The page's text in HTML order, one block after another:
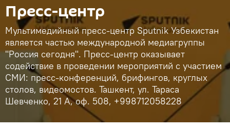
Пресс-центр
Мультимедийный пресс-центр Sputnik Узбекистан
является частью международной медиагруппы
"Россия сегодня". Пресс-центр оказывает
содействие в проведении мероприятий с участием
СМИ: пресс-конференций, брифингов, круглых
столов, видеомостов. Ташкент, ул. Тараса
Шевченко, 21 А, оф. 508, +998712058228